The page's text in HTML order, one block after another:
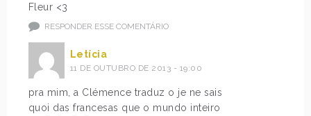
Fleur <3
RESPONDER ESSE COMENTÁRIO
Letícia
11 DE OUTUBRO DE 2013 - 19:00
pra mim, a Clémence traduz o je ne sais
quoi das francesas que o mundo inteiro